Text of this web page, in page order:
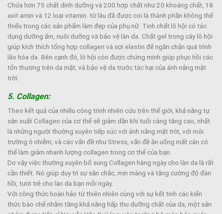
Chứa hơn 75 chất dinh dưỡng và 200 hợp chất như 20 khoáng chất, 18
axit amin và 12 loại vitamin. từ lâu đã được coi là thành phần không thể
thiếu trong các sản phẩm làm đẹp của phụ nữ. Tinh chất lô hội có tác
dụng dưỡng ẩm, nuôi dưỡng và bảo vệ làn da. Chất gel trong cây lô hội
giúp kích thích tổng hợp collagen và sợi elastin để ngăn chặn quá trình
lão hóa da. Bên cạnh đó, lô hội còn được chứng minh giúp phục hồi các
tổn thương trên da mặt, và bảo vệ da trước tác hại của ánh nắng mặt
trời.
5. Collagen:
Theo kết quả của nhiều công trình nhiên cứu trên thế giới, khả năng tự
sản xuất Collagen của cơ thể sẽ giảm dần khi tuổi càng tăng cao, nhất
là những người thường xuyên tiếp xúc với ánh nắng mặt trời, với môi
trường ô nhiễm, và các vấn đề như Stress, vấn đề ăn uống mất cân có
thể làm giảm nhanh lượng collagen trong cơ thể của bạn.
Do vậy việc thường xuyên bổ sung Collagen hàng ngày cho làn da là rất
cần thiết. Nó giúp duy trì sự săn chắc, mịn màng và tăng cường độ đàn
hồi, tươi trẻ cho làn da bạn mỗi ngày.
Với công thức hoàn hảo từ thiên nhiên cùng với sự kết tinh các kiến
thức bào chế nhằm tăng khả năng hấp thu dưỡng chất của da, một sản